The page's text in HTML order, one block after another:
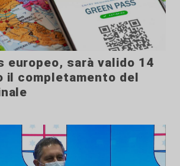
europeo, sarà valido 14
il completamento del